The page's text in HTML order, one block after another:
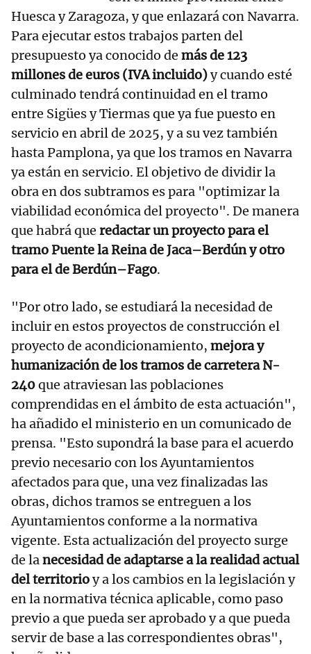
Huesca y Zaragoza, y que enlazará con Navarra.
Para ejecutar estos trabajos parten del
presupuesto ya conocido de más de 123
millones de euros (IVA incluido)y cuando esté
culminado tendrá continuidad en el tramo
entre Sigües y Tiermas que ya fue puesto en
servicio en abril de 2025, y a su vez también
hasta Pamplona, ya que los tramos en Navarra
ya están en servicio. El objetivo de dividir la
obra en dos subtramos es para "optimizar la
viabilidad económica del proyecto". De manera
que habrá que redactar un proyecto para el
tramo Puente la Reina de Jaca–Berdún y otro
para el de Berdún–Fago.
"Por otro lado, se estudiará la necesidad de
incluir en estos proyectos de construcción el
proyecto de acondicionamiento, mejora y
humanización de los tramos de carretera N-
240que atraviesan las poblaciones
comprendidas en el ámbito de esta actuación",
ha añadido el ministerio en un comunicado de
prensa. "Esto supondrá la base para el acuerdo
previo necesario con los Ayuntamientos
afectados para que, una vez finalizadas las
obras, dichos tramos se entreguen a los
Ayuntamientos conforme a la normativa
vigente. Esta actualización del proyecto surge
de lanecesidad de adaptarse a la realidad actual
del territorioy a los cambios en la legislación y
en la normativa técnica aplicable, como paso
previo a que pueda ser aprobado y a que pueda
servir de base a las correspondientes obras",